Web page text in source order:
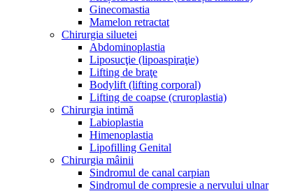
Ginecomastia
Mamelon retractat
Chirurgia siluetei
Abdominoplastia
Liposucţie (lipoaspiraţie)
Lifting de braţe
Bodylift (lifting corporal)
Lifting de coapse (cruroplastia)
Chirurgia intimă
Labioplastia
Himenoplastia
Lipofilling Genital
Chirurgia mâinii
Sindromul de canal carpian
Sindromul de compresie a nervului ulnar